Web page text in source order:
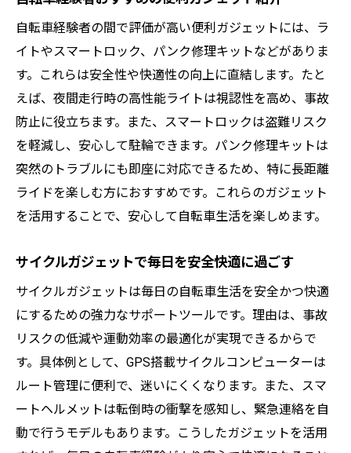
自転車経験者の間で評価が高い便利ガジェットには、ラ
イトやスマートロック、パンク修理キットなどがありま
す。これらは安全性や快適性の向上に直結します。たと
えば、夜間走行時の高性能ライトは視認性を高め、事故
防止に役立ちます。また、スマートロックは盗難リスク
を軽減し、安心して駐輪できます。パンク修理キットは
突然のトラブルにも即座に対応できるため、特に長距離
ライドを楽しむ方におすすめです。これらのガジェット
を活用することで、安心して自転車生活を楽しめます。
サイクルガジェットで毎日を安全快適に過ごす
サイクルガジェットは毎日の自転車生活を安全かつ快適
にするための強力なサポートツールです。理由は、事故
リスクの低減や運動効率の最適化が実現できるからで
す。具体例として、GPS搭載サイクルコンピューターは
ルート管理に便利で、迷いにくくなります。また、スマ
ートヘルメットは転倒時の衝撃を感知し、緊急連絡を自
動で行うモデルもあります。こうしたガジェットを活用